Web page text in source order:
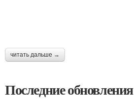
читать дальше →
Последние